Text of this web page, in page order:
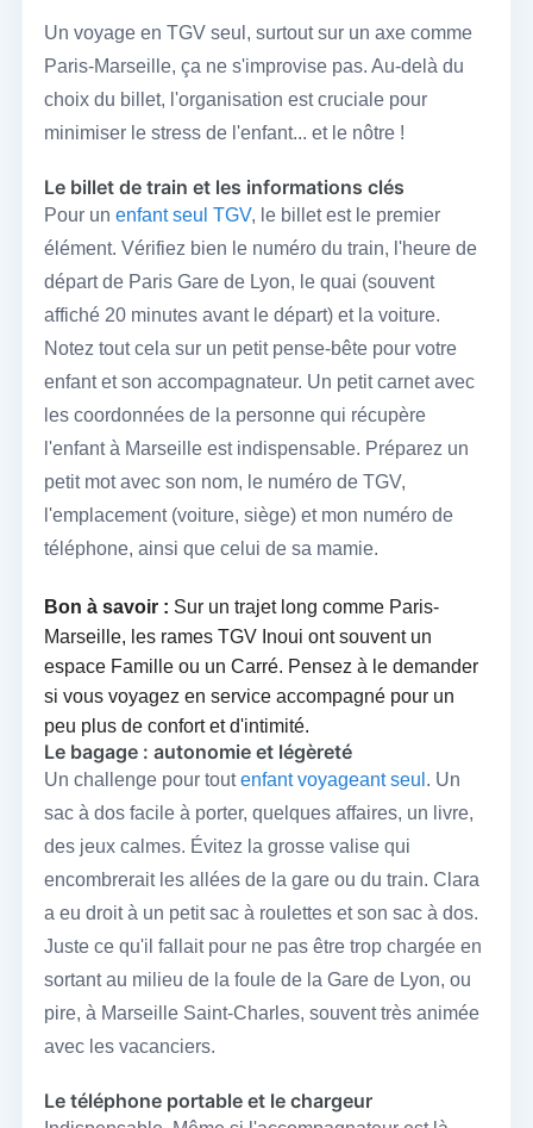
Un voyage en TGV seul, surtout sur un axe comme
Paris-Marseille, ça ne s'improvise pas. Au-delà du
choix du billet, l'organisation est cruciale pour
minimiser le stress de l'enfant... et le nôtre !
Le billet de train et les informations clés
Pour un enfant seul TGV, le billet est le premier
élément. Vérifiez bien le numéro du train, l'heure de
départ de Paris Gare de Lyon, le quai (souvent
affiché 20 minutes avant le départ) et la voiture.
Notez tout cela sur un petit pense-bête pour votre
enfant et son accompagnateur. Un petit carnet avec
les coordonnées de la personne qui récupère
l'enfant à Marseille est indispensable. Préparez un
petit mot avec son nom, le numéro de TGV,
l'emplacement (voiture, siège) et mon numéro de
téléphone, ainsi que celui de sa mamie.
Bon à savoir : Sur un trajet long comme Paris-
Marseille, les rames TGV Inoui ont souvent un
espace Famille ou un Carré. Pensez à le demander
si vous voyagez en service accompagné pour un
peu plus de confort et d'intimité.
Le bagage : autonomie et légèreté
Un challenge pour toutenfant voyageant seul . Un
sac à dos facile à porter, quelques affaires, un livre,
des jeux calmes. Évitez la grosse valise qui
encombrerait les allées de la gare ou du train. Clara
a eu droit à un petit sac à roulettes et son sac à dos.
Juste ce qu'il fallait pour ne pas être trop chargée en
sortant au milieu de la foule de la Gare de Lyon, ou
pire, à Marseille Saint-Charles, souvent très animée
avec les vacanciers.
Le téléphone portable et le chargeur